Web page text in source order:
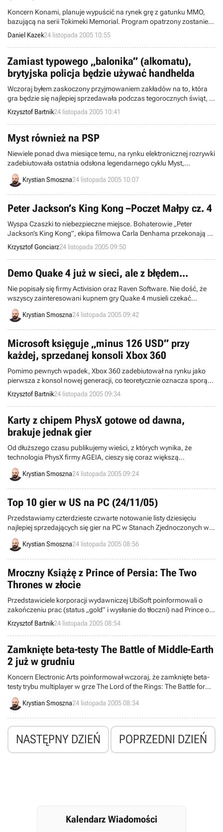
Koncern Konami, planuje wypuścić na rynek grę z gatunku MMO,
bazującą na serii Tokimeki Memorial. Program opatrzony zostanie
nazwą Tokimeki Memorial Online i w wersji na PC, w japońskich
sklepach pojawi się już w ostatnich dniach roku.
Daniel Kazek24 listopada 2005 10:55
Zamiast typowego „balonika” (alkomatu),
brytyjska policja będzie używać handhelda
Wczoraj byłem zaskoczony przyjmowaniem zakładów na to, która
gra będzie się najlepiej sprzedawała podczas tegorocznych świąt, a
dzisiaj Wielka Brytania wprawiła mnie w jeszcze większe zdumienie.
Według The Independent Online, tamtejsza policja będzie używała
kiedyś urządzenia w stylu handhelda Game Boy do testowania
kierowców.
Krzysztof Bartnik24 listopada 2005 10:41
Myst również na PSP
Niewiele ponad dwa miesiące temu, na rynku elektronicznej rozrywki
zadebiutowała ostatnia odsłona legendarnego cyklu Myst,
wymownie zatytułowana Koniec Wieków. Nie oznacza to jednak, że
kultowa marka zostanie definitywnie pogrzebana. Do wydania
Krystian Smoszna24 listopada 2005 10:07
Peter Jackson’s King Kong –Poczet Małpy cz. 4
Wyspa Czaszki to niebezpieczne miejsce. Bohaterowie „Peter
Jackson’s King Kong”, ekipa filmowa Carla Denhama przekonają się
o tym zarówno w filmie Petera Jacksona, jak i na ekranach naszych
monitorów. Dziś bliżej przyjrzymy się mieszkańcom tego odciętego
od świata miejsca, bestiom znanym ludzkości tylko z książek o
paleontologii...
Krzysztof Gonciarz24 listopada 2005 09:50
Demo Quake 4 już w sieci, ale z błędem...
Nie popisały się firmy Activision oraz Raven Software. Nie dość, że
wszyscy zainteresowani kupnem gry Quake 4 musieli czekać
przeszło miesiąc na oficjalną wersję demonstracyjną programu, to
jeszcze została ona opublikowana z niewybaczalnym dla wielu
Krystian Smoszna24 listopada 2005 09:42
Microsoft księguje „minus 126 USD” przy
każdej, sprzedanej konsoli Xbox 360
Pomimo pewnych wpadek, Xbox 360 zadebiutował na rynku jako
pierwsza z konsol nowej generacji, co teoretycznie oznacza sporą
przewagę nad konkurencyjnymi maszynami, zwłaszcza PlayStation
3 firmy Sony. Microsoft ma jednak jeden, dość poważny problem.
Podobnie jak w przypadku pierwszego Xboxa, gigant z Redmond
dopłaca sporą sumkę do każdej sprzedanej „trzystasześćdziesiątki”.
A gdzie tu zyski?
Krzysztof Bartnik24 listopada 2005 09:34
Karty z chipem PhysX gotowe od dawna,
brakuje jednak gier
Od dłuższego czasu publikujemy wieści, z których wynika, że
technologia PhysX firmy AGEIA, cieszy się coraz większą
popularnością wśród producentów gier video. Zanim jednak na
ekranach monitorów zobaczymy realistyczne efekty fizyczne, może
Krystian Smoszna24 listopada 2005 09:24
Top 10 gier w US na PC (24/11/05)
Przedstawiamy czterdzieste czwarte notowanie listy dziesięciu
najlepiej sprzedających się gier na PC w Stanach Zjednoczonych w
2005 roku, opracowane przez kompanię NPD. Lista obejmuje gry
sprzedane w okresie od 6 do 12 listopada.
Krystian Smoszna24 listopada 2005 08:56
Mroczny Książę z Prince of Persia: The Two
Thrones w złocie
Przedstawiciele korporacji wydawniczej UbiSoft poinformowali o
zakończeniu prac (status „gold” i wysłanie do tłoczni) nad Prince of
Persia: The Two Thrones - kolejną, po Sands of Time i Warrior
Within, częścią znakomitej serii gier traktujących o przygodach
perskiego Księcia. Całość trafi na półki zachodnich sklepów 1
grudnia.
Krzysztof Bartnik24 listopada 2005 08:54
Zamknięte beta-testy The Battle of Middle-Earth
2 już w grudniu
Koncern Electronic Arts poinformował wczoraj, że zamknięte beta-
testy trybu multiplayer w grze The Lord of the Rings: The Battle for
Middle-Earth 2, rozpoczną się już na początku grudnia bieżącego
roku.Krystian Smoszna24 listopada 2005 08:34
NASTĘPNY DZIEŃ POPRZEDNI DZIEŃ
Kalendarz Wiadomości